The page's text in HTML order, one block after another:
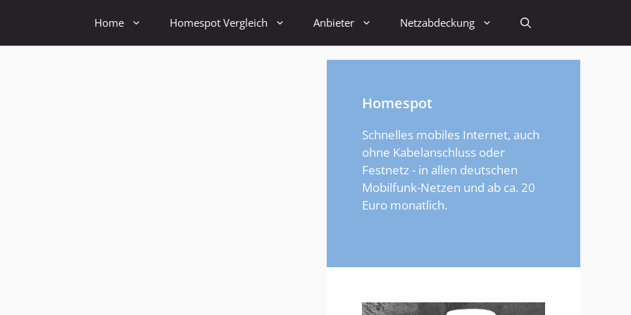
Home Homespot Vergleich Anbieter Netzabdeckung
Homespot
Schnelles mobiles Internet, auch
ohne Kabelanschluss oder
Festnetz - in allen deutschen
Mobilfunk-Netzen und ab ca. 20
Euro monatlich.